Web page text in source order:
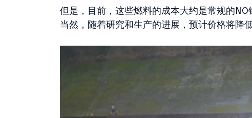
但是，目前，这些燃料的成本大约是常规的
当然，随着研究和生产的进展，预计价格将降